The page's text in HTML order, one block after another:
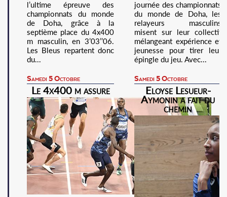
l’ultime épreuve des
championnats du monde
de Doha, grâce à la
septième place du 4x400
m masculin, en 3’03’’06.
Les Bleus repartent donc
du...
journée des championnats
du monde de Doha, les
relayeurs masculins
misent sur leur collectif
mélangeant expérience et
jeunesse pour tirer leur
épingle du jeu. Avec...
Samedi 5 Octobre
Le 4x400 m assure
Samedi 5 Octobre
Eloyse Lesueur-
Aymonin a fait du
chemin